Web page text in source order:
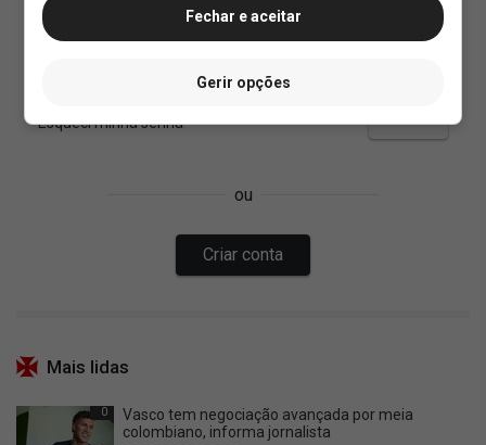
Mais lidas
0
Vasco tem negociação avançada por meia
colombiano, informa jornalista
Fechar e aceitar
Gerir opções